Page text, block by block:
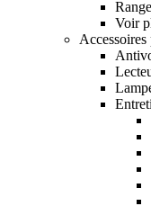
Voir